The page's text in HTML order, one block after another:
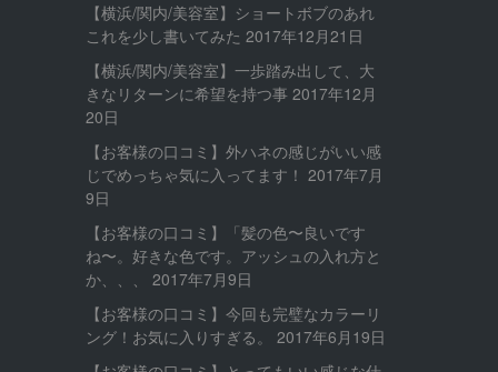
【横浜/関内/美容室】ショートボブのあれ
これを少し書いてみた 2017年12月21日
【横浜/関内/美容室】一歩踏み出して、大
きなリターンに希望を持つ事 2017年12月
20日
【お客様の口コミ】外ハネの感じがいい感
じでめっちゃ気に入ってます！ 2017年7月
9日
【お客様の口コミ】「髪の色〜良いです
ね〜。好きな色です。アッシュの入れ方と
か、、、
2017年7月9日
【お客様の口コミ】今回も完璧なカラーリ
ング！お気に入りすぎる。
2017年6月19日